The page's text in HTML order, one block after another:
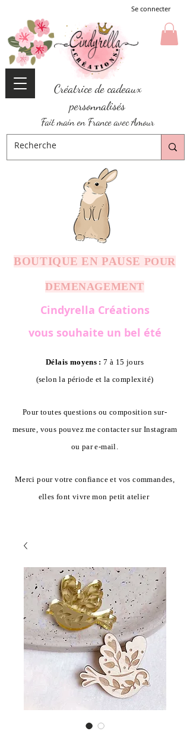
Se connecter
Créatrice de cadeaux
personnalisés
Fait main en France avec Amour
BOUTIQUE EN PAUSE POUR
DEMENAGEMENT
Cindyrella Créations
vous souhaite un bel été
Délais moyens : 7 à 15 jours
(selon la période et la complexité)
Pour toutes questions ou composition sur-
mesure, vous pouvez me contacter sur Instagram
ou par e-mail.
Merci pour votre confiance et vos commandes,
elles font vivre mon petit atelier